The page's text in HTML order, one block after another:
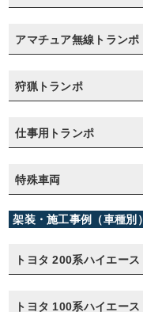
アマチュア無線トランポ
狩猟トランポ
仕事用トランポ
特殊車両
架装・施工事例（車種別）
トヨタ 200系ハイエース
トヨタ 100系ハイエース